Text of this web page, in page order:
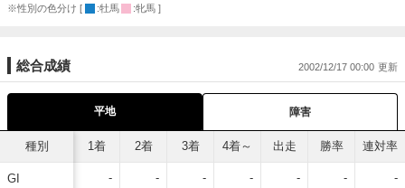
※性別の色分け [ :牡馬 :牝馬 ]
総合成績 2002/12/17 00:00
平地 障害
種別
GI
1着 2着 3着 4着～ 出走 勝率 連対率
- - - - - - -